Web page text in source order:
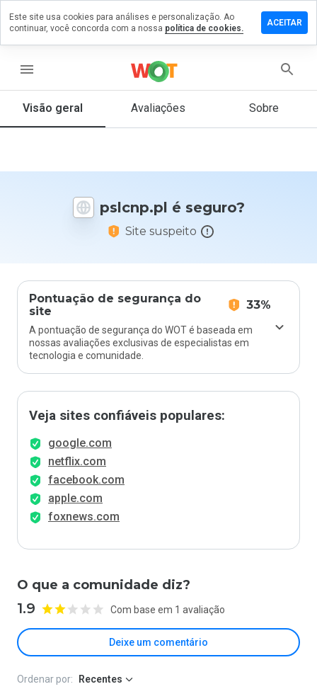
menu
Visão geral Avaliações Sobre
pslcnp.pl é seguro?
Site suspeito
Pontuação de segurança do
site
33%
A pontuação de segurança do WOT é baseada em
nossas avaliações exclusivas de especialistas em
tecnologia e comunidade.
Veja sites confiáveis populares:
google.com
netflix.com
facebook.com
apple.com
foxnews.com
O que a comunidade diz?
1.9 Com base em 1 avaliação
Deixe um comentário
um
que
Ordenar por: Recentes
Este site usa cookies para análises e personalização. Ao
continuar, você concorda com a nossa política de cookies.
ACEITAR